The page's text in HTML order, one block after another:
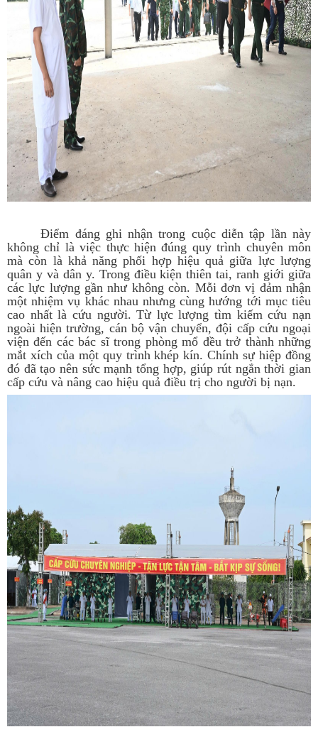
Điểm đáng ghi nhận trong cuộc diễn tập lần này
không chỉ là việc thực hiện đúng quy trình chuyên môn
mà còn là khả năng phối hợp hiệu quả giữa lực lượng
quân y và dân y. Trong điều kiện thiên tai, ranh giới giữa
các lực lượng gần như không còn. Mỗi đơn vị đảm nhận
một nhiệm vụ khác nhau nhưng cùng hướng tới mục tiêu
cao nhất là cứu người. Từ lực lượng tìm kiếm cứu nạn
ngoài hiện trường, cán bộ vận chuyển, đội cấp cứu ngoại
viện đến các bác sĩ trong phòng mổ đều trở thành những
mắt xích của một quy trình khép kín. Chính sự hiệp đồng
đó đã tạo nên sức mạnh tổng hợp, giúp rút ngắn thời gian
cấp cứu và nâng cao hiệu quả điều trị cho người bị nạn.